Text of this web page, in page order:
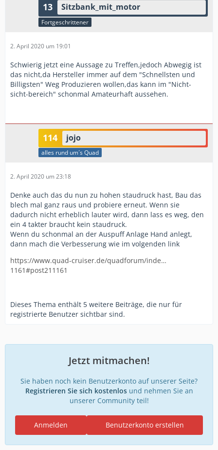
13 Sitzbank_mit_motor
Fortgeschrittener
2. April 2020 um 19:01
Schwierig jetzt eine Aussage zu Treffen,jedoch Abwegig ist
das nicht,da Hersteller immer auf dem "Schnellsten und
Billigsten" Weg Produzieren wollen,das kann im "Nicht-
sicht-bereich" schonmal Amateurhaft aussehen.
114 jojo
alles rund um´s Quad
2. April 2020 um 23:18
Denke auch das du nun zu hohen staudruck hast, Bau das
blech mal ganz raus und probiere erneut. Wenn sie
dadurch nicht erheblich lauter wird, dann lass es weg, den
ein 4 takter braucht kein staudruck.
Wenn du schonmal an der Auspuff Anlage Hand anlegt,
dann mach die Verbesserung wie im volgenden link
https://www.quad-cruiser.de/quadforum/inde…
1161#post211161
Dieses Thema enthält 5 weitere Beiträge, die nur für
registrierte Benutzer sichtbar sind.
Jetzt mitmachen!
Sie haben noch kein Benutzerkonto auf unserer Seite?
Registrieren Sie sich kostenlosund nehmen Sie an
unserer Community teil!
Benutzerkonto erstellen
Anmelden